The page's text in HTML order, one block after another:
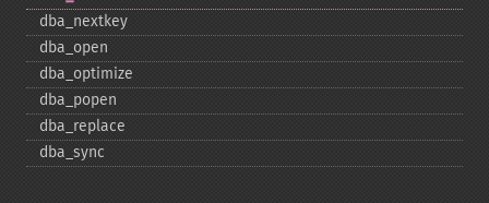
dba_​nextkey
dba_​open
dba_​optimize
dba_​popen
dba_​replace
dba_​sync